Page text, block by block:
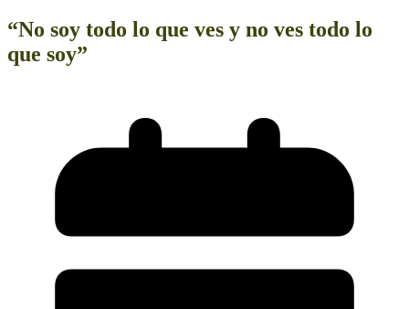
“No soy todo lo que ves y no ves todo lo
que soy”